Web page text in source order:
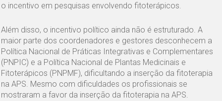
o incentivo em pesquisas envolvendo fitoterápicos.
Além disso, o incentivo político ainda não é estruturado. A
maior parte dos coordenadores e gestores desconhecem a
Política Nacional de Práticas Integrativas e Complementares
(PNPIC) e a Política Nacional de Plantas Medicinais e
Fitoterápicos (PNPMF), dificultando a inserção da fitoterapia
na APS. Mesmo com dificuldades os profissionais se
mostraram a favor da inserção da fitoterapia na APS.